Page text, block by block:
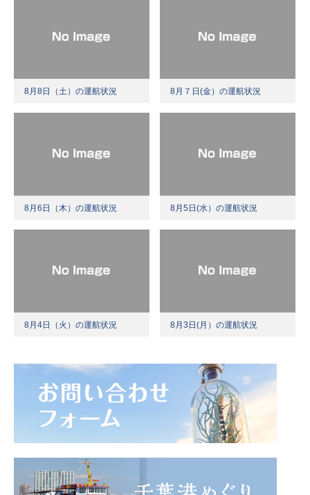
8月8日（土）の運航状況 8月７日(金）の運航状況
8月6日（木）の運航状況 8月5日(水）の運航状況
8月4日（火）の運航状況 8月3日(月）の運航状況